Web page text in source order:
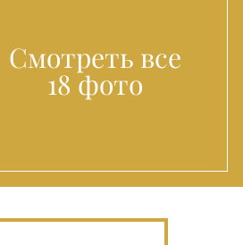
Смотреть все
18 фото